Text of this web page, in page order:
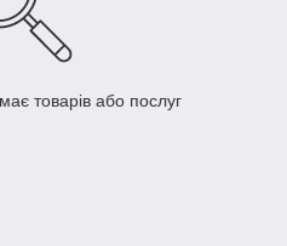
товарів або послуг